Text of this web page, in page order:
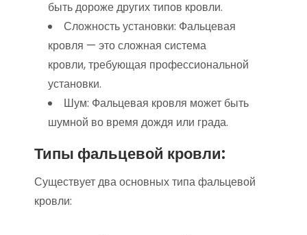
быть дороже других типов кровли.
Сложность установки: Фальцевая
кровля — это сложная система
кровли, требующая профессиональной
установки.
Шум: Фальцевая кровля может быть
шумной во время дождя или града.
Типы фальцевой кровли:
Существует два основных типа фальцевой
кровли: